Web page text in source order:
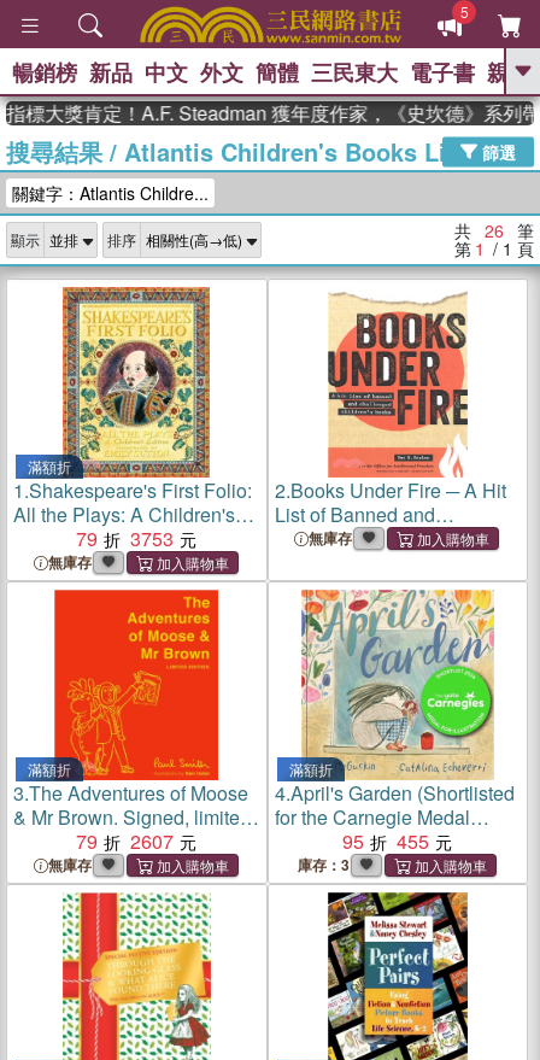
5
GO
熱搜： 東野圭吾 、 高希均教授回憶錄
、 The Odyssey 、 父親節 、 如果歷
獎 臺灣漫遊錄 、 方念華 、 台灣的李
登輝時代
數學女孩：黎曼猜想 、
偉大的迷走神經
暢銷榜 新品 中文 外文 簡體 三民東大 電子書 親子
獎肯定！A.F. Steadman 獲年度作家，《史坎德》系列帶你
搜尋結果/ Atlantis Children's Books Limited
篩選
關鍵字：Atlantis Childre...
顯示 排序 共 26 筆
第 1 / 1 頁
滿額折
1.Shakespeare's First Folio:
All the Plays: A Children's
Edition Special Limited E
Dition
79 3753
無庫存
2.Books Under Fire ─ A Hit
List of Banned and
Challenged Children's
無庫存
滿額折
3.The Adventures of Moose
& Mr Brown. Signed, limited
79 2607
無庫存
滿額折
4.April's Garden (Shortlisted
for the Carnegie Medal
95 455
庫存：3